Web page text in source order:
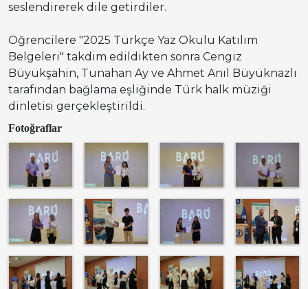
seslendirerek dile getirdiler.
Öğrencilere "2025 Türkçe Yaz Okulu Katılım
Belgeleri" takdim edildikten sonra Cengiz
Büyükşahin, Tunahan Ay ve Ahmet Anıl Büyüknazlı
tarafından bağlama eşliğinde Türk halk müziği
dinletisi gerçekleştirildi.
Fotoğraflar